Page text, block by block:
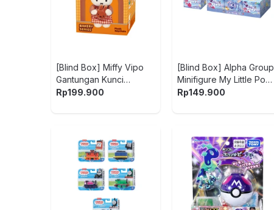
[Blind Box] Miffy Vipo
Gantungan Kunci
Boneka Plush Bakery
Rp199.900
[Blind Box] Alpha Group
Minifigure My Little Pony
Seapony Magical Potion
Rp149.900